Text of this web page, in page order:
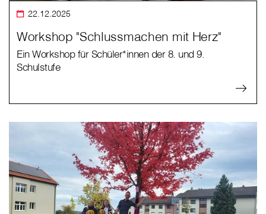
22.12.2025
Workshop "Schlussmachen mit Herz"
Ein Workshop für Schüler*innen der 8. und 9.
Schulstufe